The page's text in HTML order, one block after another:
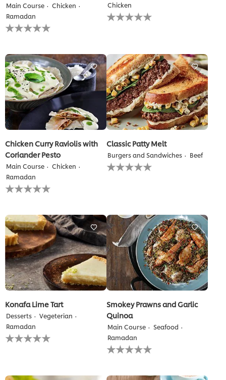
Main Course
Chicken
Ramadan
لم
يتم
تقييمات
لهذا
Chicken
لم
يتم
لهذا
Chicken Curry Raviolis with
Coriander Pesto
Main Course
Chicken
Ramadan
لم
يتم
تقييمات
لهذا
Classic Patty Melt
Burgers and Sandwiches Beef
لم
يتم
Konafa Lime Tart
Desserts
Vegeterian
Ramadan
لم
يتم
Smokey Prawns and Garlic
Quinoa
Main Course
Seafood
Ramadan
لم
يتم